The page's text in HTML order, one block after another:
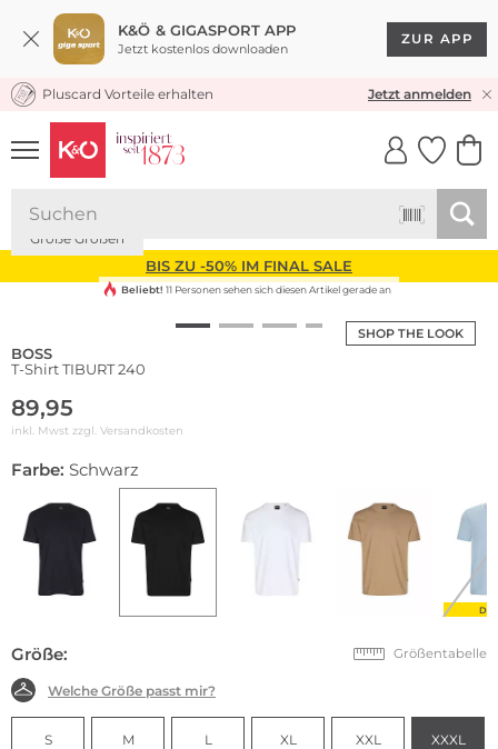
K&Ö & GIGASPORT APP
Jetzt kostenlos downloaden
ZUR APP
KOSTENLOSER VERSAND* & RÜCKVERSAND
Pluscard Vorteile erhalten Jetzt anmelden
UNSERE APP
CLICK &
BIS ZU -50% IM FINAL SALE
SHOP THE LOOK
Große Größen
Beliebt! 11 Personen sehen sich diesen Artikel gerade an
BOSS
T-Shirt TIBURT 240
89,95
inkl. Mwst zzgl. Versandkosten
Farbe: Schwarz
Größe: Größentabelle
Welche Größe passt mir?
S M L XL XXL XXXL